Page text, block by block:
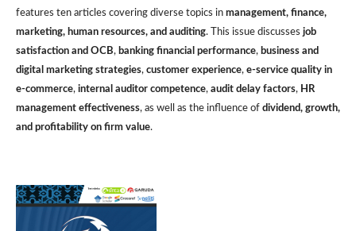
features ten articles covering diverse topics in management, finance,
marketing, human resources, and auditing. This issue discusses job
satisfaction and OCB, banking financial performance, business and
digital marketing strategies, customer experience, e-service quality in
e-commerce, internal auditor competence, audit delay factors, HR
management effectiveness, as well as the influence of dividend, growth,
and profitability on firm value.